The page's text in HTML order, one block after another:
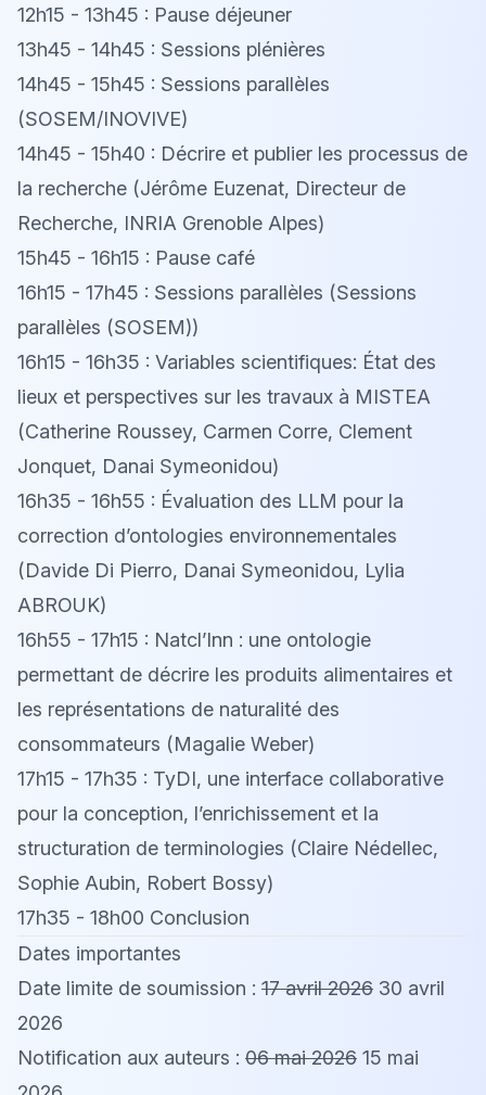
12h15 - 13h45 : Pause déjeuner
13h45 - 14h45 : Sessions plénières
14h45 - 15h45 : Sessions parallèles
(SOSEM/INOVIVE)
14h45 - 15h40 : Décrire et publier les processus de
la recherche (Jérôme Euzenat, Directeur de
Recherche, INRIA Grenoble Alpes)
15h45 - 16h15 : Pause café
16h15 - 17h45 : Sessions parallèles (Sessions
parallèles (SOSEM))
16h15 - 16h35 : Variables scientifiques: État des
lieux et perspectives sur les travaux à MISTEA
(Catherine Roussey, Carmen Corre, Clement
Jonquet, Danai Symeonidou)
16h35 - 16h55 : Évaluation des LLM pour la
correction d’ontologies environnementales
(Davide Di Pierro, Danai Symeonidou, Lylia
ABROUK)
16h55 - 17h15 : Natcl’Inn : une ontologie
permettant de décrire les produits alimentaires et
les représentations de naturalité des
consommateurs (Magalie Weber)
17h15 - 17h35 : TyDI, une interface collaborative
pour la conception, l’enrichissement et la
structuration de terminologies (Claire Nédellec,
Sophie Aubin, Robert Bossy)
17h35 - 18h00 Conclusion
Dates importantes
Date limite de soumission : 17 avril 2026 30 avril
2026
Notification aux auteurs : 06 mai 2026 15 mai